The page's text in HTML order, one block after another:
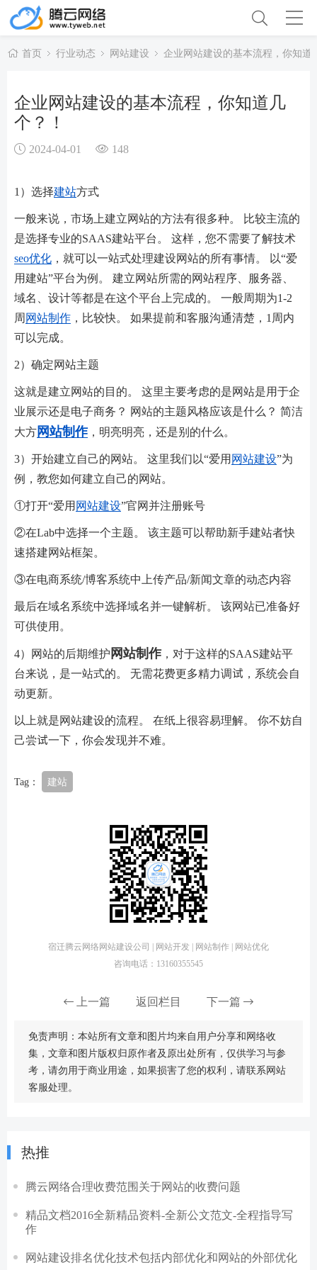
首页 行业动态 网站建设 企业网站建设的基本流程，你知道
企业网站建设的基本流程，你知道几
个？！
2024-04-01 148
1）选择建站方式
一般来说，市场上建立网站的方法有很多种。 比较主流的
是选择专业的SAAS建站平台。 这样，您不需要了解技术
seo优化 ，就可以一站式处理建设网站的所有事情。 以“爱
用建站”平台为例。 建立网站所需的网站程序、服务器、
域名、设计等都是在这个平台上完成的。 一般周期为1-2
周 网站制作 ，比较快。 如果提前和客服沟通清楚，1周内
可以完成。
2）确定网站主题
这就是建立网站的目的。 这里主要考虑的是网站是用于企
业展示还是电子商务？ 网站的主题风格应该是什么？ 简洁
大方网站制作，明亮明亮，还是别的什么。
3）开始建立自己的网站。 这里我们以“爱用 网站建设”为
例，教您如何建立自己的网站。
①打开“爱用 网站建设”官网并注册账号
②在Lab中选择一个主题。 该主题可以帮助新手建站者快
速搭建网站框架。
③在电商系统/博客系统中上传产品/新闻文章的动态内容
最后在域名系统中选择域名并一键解析。 该网站已准备好
可供使用。
4）网站的后期维护 网站制作，对于这样的SAAS建站平
台来说，是一站式的。 无需花费更多精力调试，系统会自
动更新。
以上就是网站建设的流程。 在纸上很容易理解。 你不妨自
己尝试一下，你会发现并不难。
Tag： 建站
宿迁腾云网络网站建设公司 | 网站开发 | 网站制作 | 网站优化
咨询电话：13160355545
上一篇 返回栏目 下一篇
免责声明：本站所有文章和图片均来自用户分享和网络收
集，文章和图片版权归原作者及原出处所有，仅供学习与参
考，请勿用于商业用途，如果损害了您的权利，请联系网站
客服处理。
热推
腾云网络合理收费范围关于网站的收费问题
精品文档2016全新精品资料-全新公文范文-全程指导写
作
网站建设排名优化技术包括内部优化和网站的外部优化